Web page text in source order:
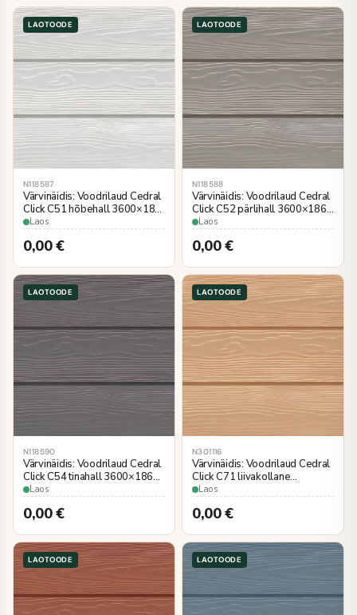
LAOTOODE
N118587
Värvinäidis: Voodrilaud Cedral
Click C51 hõbehall 3600×186
mm puiduimitatsioon
Laos
0,00€
LAOTOODE
N118588
Värvinäidis: Voodrilaud Cedral
Click C52 pärlihall 3600×186
mm puiduimitatsioon
Laos
0,00€
LAOTOODE
N118590
Värvinäidis: Voodrilaud Cedral
Click C54 tinahall 3600×186
mm puiduimitatsioon
Laos
0,00€
LAOTOODE
N301116
Värvinäidis: Voodrilaud Cedral
Click C71 liivakollane
3600×186 mm
Laos
0,00€
LAOTOODE LAOTOODE